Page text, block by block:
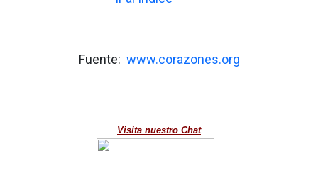
Fuente: www.corazones.org
Visita nuestro Chat